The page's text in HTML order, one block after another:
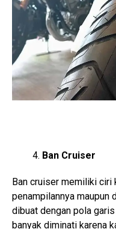
Ban Cruiser
Ban cruiser memiliki
penampilannya maupun
dibuat dengan pola
banyak diminati karena